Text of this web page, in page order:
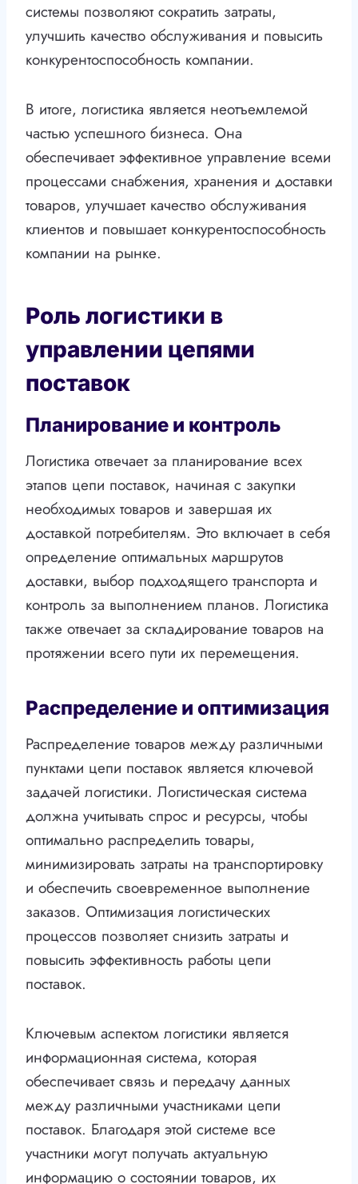
системы позволяют сократить затраты,
улучшить качество обслуживания и повысить
конкурентоспособность компании.
В итоге, логистика является неотъемлемой
частью успешного бизнеса. Она
обеспечивает эффективное управление всеми
процессами снабжения, хранения и доставки
товаров, улучшает качество обслуживания
клиентов и повышает конкурентоспособность
компании на рынке.
Роль логистики в
управлении цепями
поставок
Планирование и контроль
Логистика отвечает за планирование всех
этапов цепи поставок, начиная с закупки
необходимых товаров и завершая их
доставкой потребителям. Это включает в себя
определение оптимальных маршрутов
доставки, выбор подходящего транспорта и
контроль за выполнением планов. Логистика
также отвечает за складирование товаров на
протяжении всего пути их перемещения.
Распределение и оптимизация
Распределение товаров между различными
пунктами цепи поставок является ключевой
задачей логистики. Логистическая система
должна учитывать спрос и ресурсы, чтобы
оптимально распределить товары,
минимизировать затраты на транспортировку
и обеспечить своевременное выполнение
заказов. Оптимизация логистических
процессов позволяет снизить затраты и
повысить эффективность работы цепи
поставок.
Ключевым аспектом логистики является
информационная система, которая
обеспечивает связь и передачу данных
между различными участниками цепи
поставок. Благодаря этой системе все
участники могут получать актуальную
информацию о состоянии товаров, их